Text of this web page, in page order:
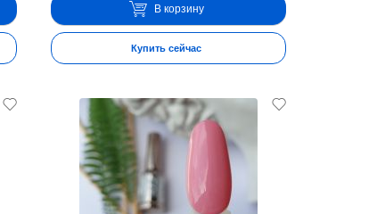
В корзину
Купить сейчас